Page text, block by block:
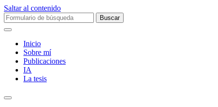
Saltar al contenido
Buscar:
Inicio
Sobre mí­
Publicaciones
IA
La tesis
Alternar